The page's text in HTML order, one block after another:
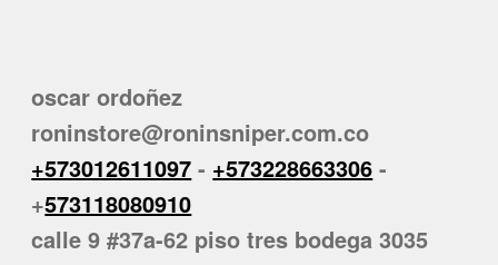
oscar ordoñez
roninstore@roninsniper.com.co
+573012611097 - +573228663306 -
+573118080910
calle 9 #37a-62 piso tres bodega 3035